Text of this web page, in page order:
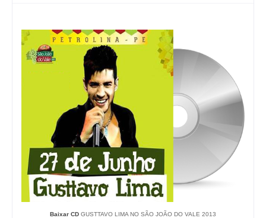
Baixar CD GUSTTAVO LIMA NO SÃO JOÃO DO VALE 2013